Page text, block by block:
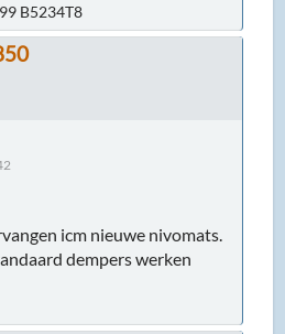
B5234T8
icm nieuwe nivomats.
dempers werken